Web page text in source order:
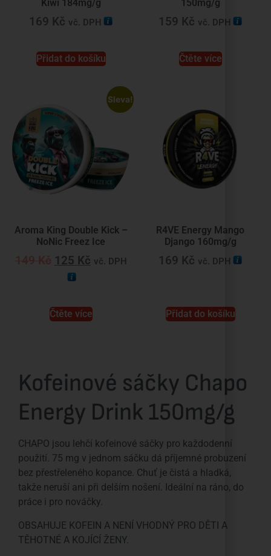
Kiwi 184mg/g
169 Kč vč. DPH
Přidat do košíku
150mg/g
159 Kč vč. DPH
Čtěte více
Sleva!
Aroma King Double Kick –
NoNic Freez Ice
125 Kč vč. DPH
Čtěte více
R4VE Energy Mango
Django 160mg/g
169 Kč vč. DPH
Přidat do košíku
Kofeinové sáčky Chapo
Energy Drink 150mg/g
CHAPO jsou lehčí kofeinové sáčky pro každodenní
použití. 75 mg v jednom sáčku dá příjemné probuzení
bez přestřeleného kopance. Chuť je čistá a hladká,
takže neruší ani při delším nošení. Ideální na ráno, do
práce i pro nováčky.
OBSAHUJE KOFEIN A NENÍ VHODNÝ PRO DĚTI A
TĚHOTNÉ A KOJÍCÍ ŽENY.